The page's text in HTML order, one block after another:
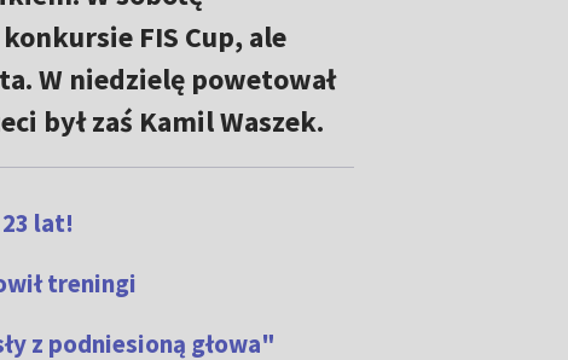
FIS Cup, ale
W niedzielę powetował
był zaś Kamil Waszek.
lat!
treningi
z podniesioną głowa"